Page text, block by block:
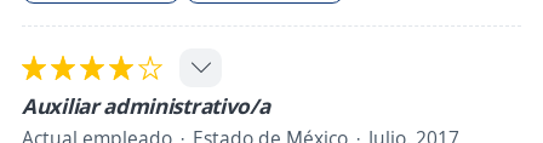
Auxiliar administrativo/a